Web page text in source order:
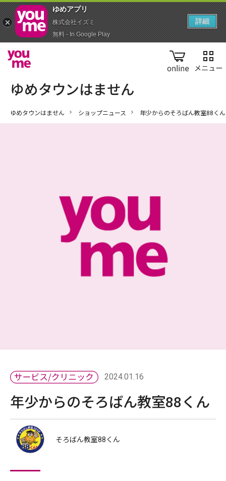
online
ゆめタウンはません ショップニュース 年少からのそろばん教室88くん
2024.01.16
年少からのそろばん教室88くん
そろばん教室88くん
ゆめアプ‪リ‬
株式会社イズミ
無料 - In Google Play
詳細